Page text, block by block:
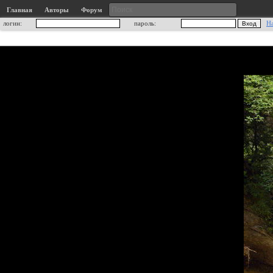
Главная Авторы
Форум
логин:
пароль: